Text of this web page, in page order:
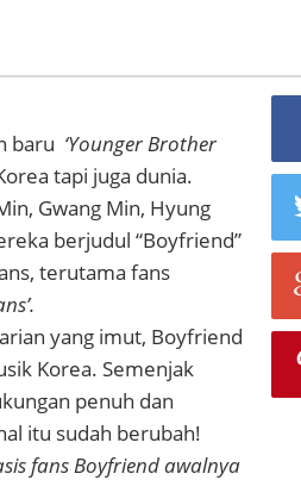
baru ‘Younger Brother
tapi juga dunia.
Gwang Min, Hyung
berjudul “Boyfriend”
terutama fans
yang imut, Boyfriend
Korea. Semenjak
penuh dan
itu sudah berubah!
fans Boyfriend awalnya